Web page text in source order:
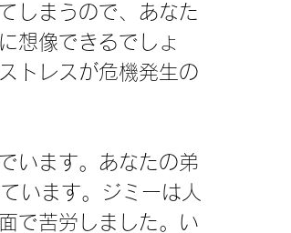
しまうので、あなた
想像できるでしょ
トレスが危機発生の
います。あなたの弟
います。ジミーは人
で苦労しました。い